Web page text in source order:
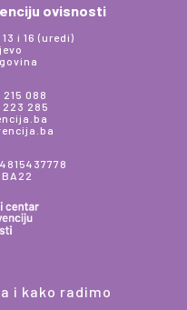
ovisnosti
i 16 (uredi)
088
223 285
i kako radimo